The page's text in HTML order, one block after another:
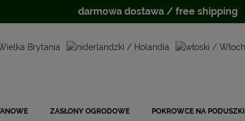
ZASŁONY OGRODOWE POKROWCE NA
darmowa dostawa / free shipping